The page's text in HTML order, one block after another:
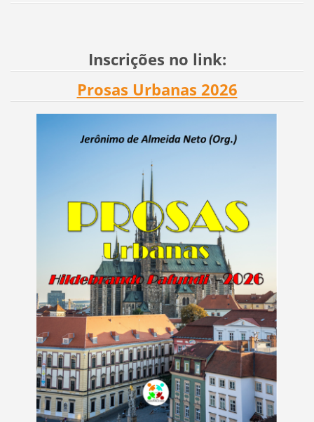
Inscrições no link:
Prosas Urbanas 2026